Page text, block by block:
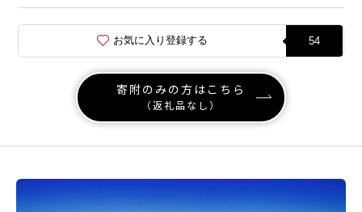
お気に入り登録する 54
寄附のみの方はこちら
（返礼品なし）